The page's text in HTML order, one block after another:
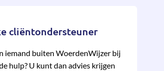
cliëntondersteuner
iemand buiten WoerdenWijzer bij
hulp? U kunt dan advies krijgen